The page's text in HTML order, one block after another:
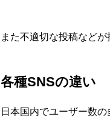
また不適切な投稿などが
各種SNSの違い
日本国内でユーザー数